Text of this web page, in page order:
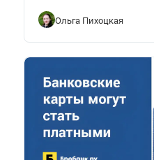
Ольга Пихоцкая